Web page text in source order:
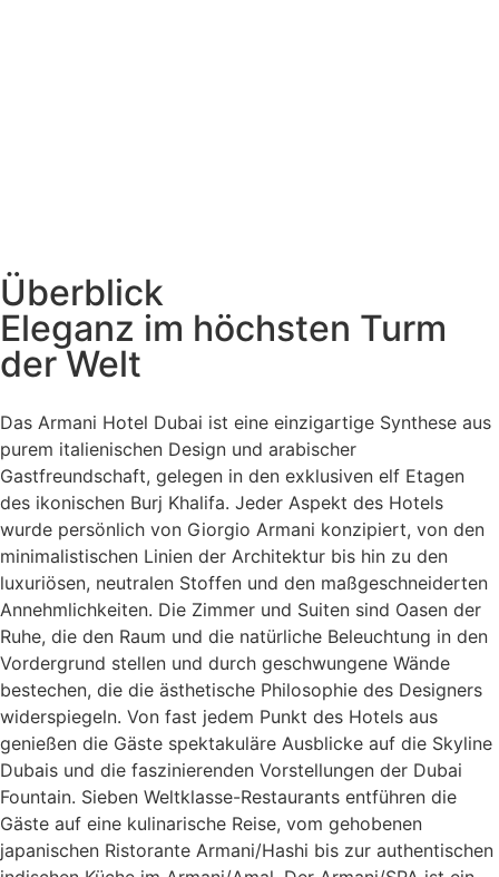
Überblick
Eleganz im höchsten Turm
der Welt
Das Armani Hotel Dubai ist eine einzigartige Synthese aus
purem italienischen Design und arabischer
Gastfreundschaft, gelegen in den exklusiven elf Etagen
des ikonischen Burj Khalifa. Jeder Aspekt des Hotels
wurde persönlich von Giorgio Armani konzipiert, von den
minimalistischen Linien der Architektur bis hin zu den
luxuriösen, neutralen Stoffen und den maßgeschneiderten
Annehmlichkeiten. Die Zimmer und Suiten sind Oasen der
Ruhe, die den Raum und die natürliche Beleuchtung in den
Vordergrund stellen und durch geschwungene Wände
bestechen, die die ästhetische Philosophie des Designers
widerspiegeln. Von fast jedem Punkt des Hotels aus
genießen die Gäste spektakuläre Ausblicke auf die Skyline
Dubais und die faszinierenden Vorstellungen der Dubai
Fountain. Sieben Weltklasse-Restaurants entführen die
Gäste auf eine kulinarische Reise, vom gehobenen
japanischen Ristorante Armani/Hashi bis zur authentischen